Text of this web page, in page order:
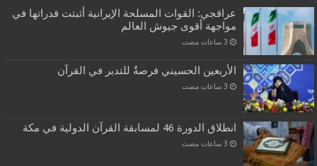
عراقجي: القوات المسلحة الإيرانية أثبتت قدراتها في
مواجهة أقوى جيوش العالم
الأربعين الحسيني فرصةٌ للتدبر في القرآن
انطلاق الدورة 46 لمسابقة القرآن الدولية في مكة